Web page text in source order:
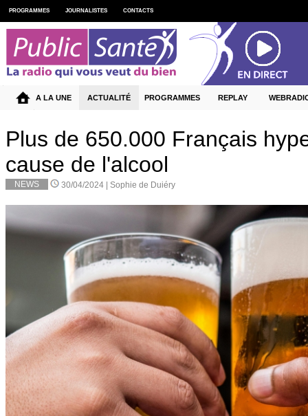
Plus de 650.000 Français
cause de l'alcool
NEWS 30/04/2024 | Sophie de Duiéry
PROGRAMMES JOURNALISTES CONTACTS
A LA UNE ACTUALITÉ PROGRAMMES REPLAY